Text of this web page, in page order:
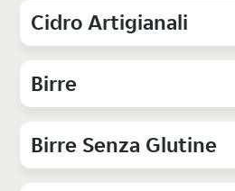
Cidro Artigianali
Birre
Birre Senza Glutine